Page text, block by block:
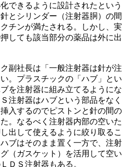
できるように設計されたという
とシリンダー（注射器胴）の間
チンが満たされる。しかし、実
しても該当部分の薬品は外に出
副社長は「一般注射器は針が注
。プラスチックの「ハブ」とい
を注射器に組み立てるようにな
注射器はハブという部品をなく
入するのでピストンと針の間の
。なるべく注射器内部の空いた
出して使えるように絞り取るこ
ブはそのまま置く一方で、注射
（ガスケット）を活用して空い
ＤＳ注射器もある。